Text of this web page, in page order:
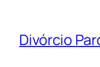
Divórcio